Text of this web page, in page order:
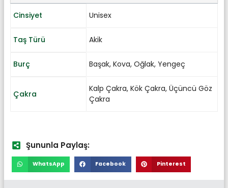
Cinsiyet Unisex
Taş Türü Akik
Burç Başak, Kova, Oğlak, Yengeç
Çakra
Kalp Çakra, Kök Çakra, Üçüncü Göz
Çakra
Şununla Paylaş:
WhatsApp Facebook Pinterest